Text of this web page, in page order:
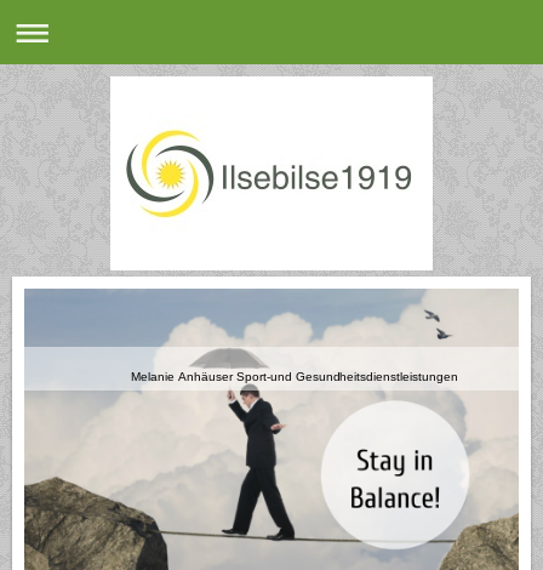
Melanie Anhäuser Sport-und Gesundheitsdienstleistungen